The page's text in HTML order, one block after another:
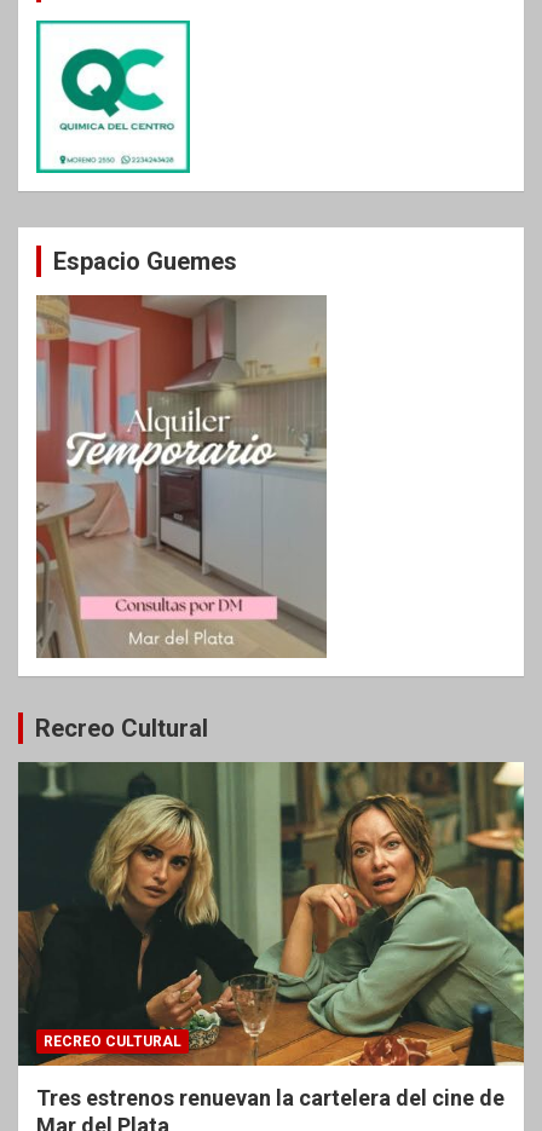
Espacio Guemes
Recreo Cultural
RECREO CULTURAL
Tres estrenos renuevan la cartelera del cine de
Mar del Plata